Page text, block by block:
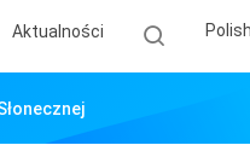
Aktualności Polish